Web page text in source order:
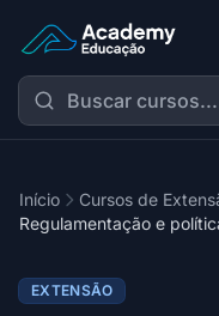
Academy Extensão
Início
Cursos de
Regulamentação e
EXTENSÃO